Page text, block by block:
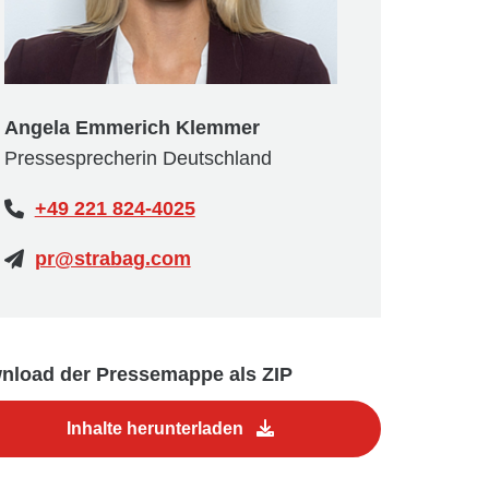
der Pressemappe als ZIP
Inhalte herunterladen
Angela Emmerich Klemmer
Pressesprecherin Deutschland
+49 221 824-4025
pr@strabag.com